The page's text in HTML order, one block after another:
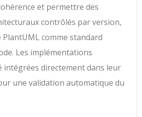
et permettre des
contrôlés par version,
PlantUML comme standard
Les implémentations
intégrées directement dans leur
une validation automatique du